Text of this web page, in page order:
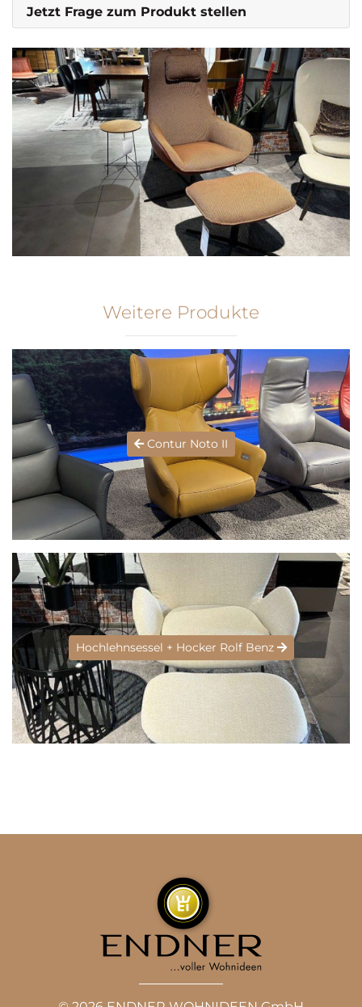
Jetzt Frage zum Produkt stellen
Weitere Produkte
Contur Noto II
Hochlehnsessel + Hocker Rolf Benz